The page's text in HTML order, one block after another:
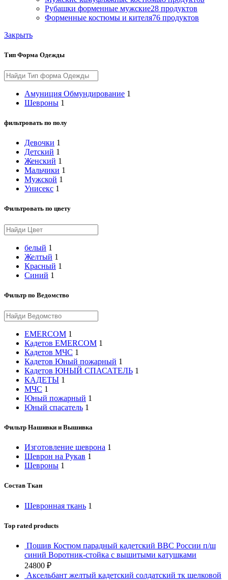
Рубашки форменные мужские28 продуктов
Форменные костюмы и кителя76 продуктов
Закрыть
Тип Форма Одежды
Амуниция Обмундирование 1
Шевроны 1
фильтровать по полу
Девочки 1
Детский 1
Женский 1
Мальчики 1
Мужской 1
Унисекс 1
Фильтровать по цвету
белый 1
Желтый 1
Красный 1
Синий 1
Фильтр по Ведомство
EMERCOM 1
Кадетов EMERCOM 1
Кадетов МЧС 1
Кадетов Юный пожарный 1
Кадетов ЮНЫЙ СПАСАТЕЛЬ 1
КАДЕТЫ 1
МЧС 1
Юный пожарный 1
Юный спасатель 1
Фильтр Нашивки и Вышивка
Изготовление шеврона 1
Шеврон на Рукав 1
Шевроны 1
Состав Ткан
Шевронная ткань 1
Top rated products
Пошив Костюм парадный кадетский ВВС России п/ш
синий Воротник-стойка с вышитыми катушками
24800 ₽
Аксельбант желтый кадетский солдатский тк шелковой